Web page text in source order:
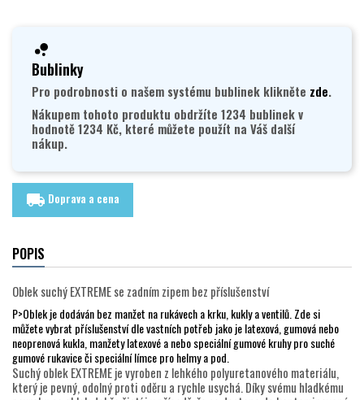
Bublinky
Pro podrobnosti o našem systému bublinek klikněte zde.
Nákupem tohoto produktu obdržíte 1234 bublinek v
hodnotě 1234 Kč, které můžete použít na Váš další
nákup.
local_shipping Doprava a cena
POPIS
Oblek suchý EXTREME se zadním zipem bez příslušenství
P>Oblek je dodáván bez manžet na rukávech a krku, kukly a ventilů. Zde si
můžete vybrat příslušenství dle vastních potřeb jako je latexová, gumová nebo
neoprenová kukla, manžety latexové a nebo speciální gumové kruhy pro suché
gumové rukavice či speciální límce pro helmy a pod.
Suchý oblek EXTREME je vyroben z lehkého polyuretanového materiálu,
který je pevný, odolný proti oděru a rychle usychá. Díky svému hladkému